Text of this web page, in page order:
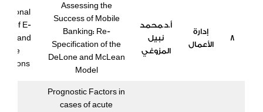
8
إدارة
الأعمال
أ.د.محمد
نبيل
المزوغي
Assessing the
Success of Mobile
Banking: Re-
Specification of the
DeLone and McLean
Model
of E-
and
Prognostic Factors in
cases of acute